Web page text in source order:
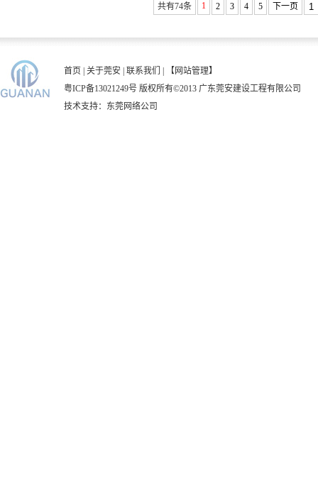
共有74条 1 2 3 4 5 下一页
首页 关于莞安 联系我们
【网站管理】
粤ICP备13021249号 版权所有©2013 广东莞安建设工程有限公司
技术支持： 东莞网络公司